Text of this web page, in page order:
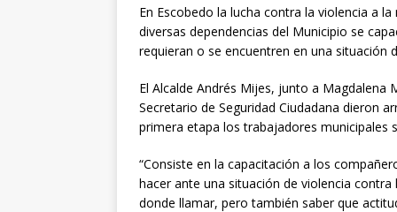
En Escobedo la lucha contra la violencia a
diversas dependencias del Municipio se
requieran o se encuentren en una situación
El Alcalde Andrés Mijes, junto a
Secretario de Seguridad Ciudadana dieron
primera etapa los trabajadores municipales
“Consiste en la capacitación a los
hacer ante una situación de violencia
donde llamar, pero también saber que